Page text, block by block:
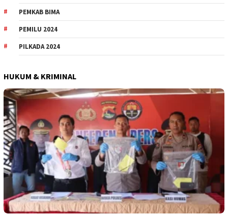
PEMKAB BIMA
PEMILU 2024
PILKADA 2024
HUKUM & KRIMINAL